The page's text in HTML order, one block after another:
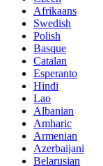
Afrikaans
Swedish
Polish
Basque
Catalan
Esperanto
Hindi
Lao
Albanian
Amharic
Armenian
Azerbaijani
Belarusian